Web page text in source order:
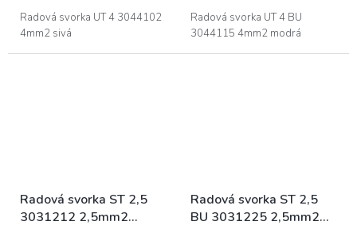
Radová svorka UT 4 3044102
4mm2 sivá
Radová svorka UT 4 BU
3044115 4mm2 modrá
Radová svorka ST 2,5
3031212 2,5mm2
Radová svorka ST 2,5
BU 3031225 2,5mm2